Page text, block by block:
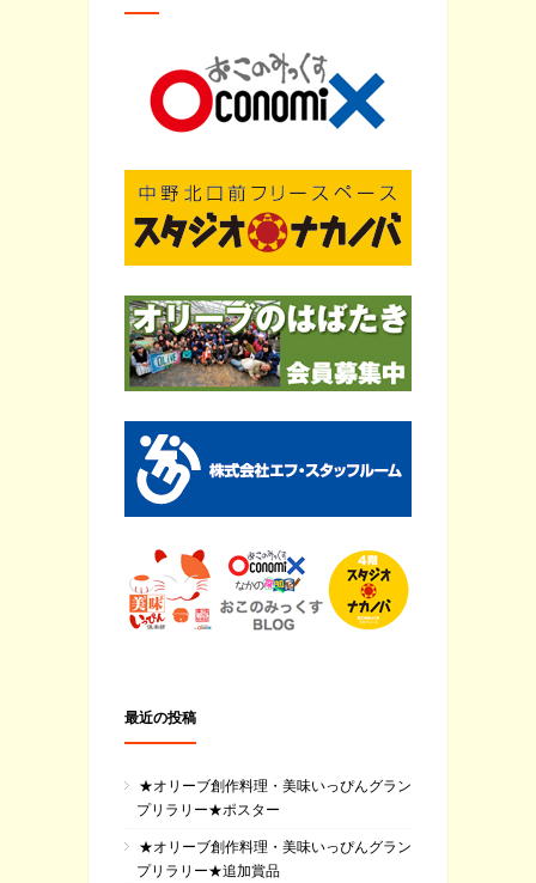
最近の投稿
★オリーブ創作料理・美味いっぴんグラン
プリラリー★ポスター
★オリーブ創作料理・美味いっぴんグラン
プリラリー★追加賞品